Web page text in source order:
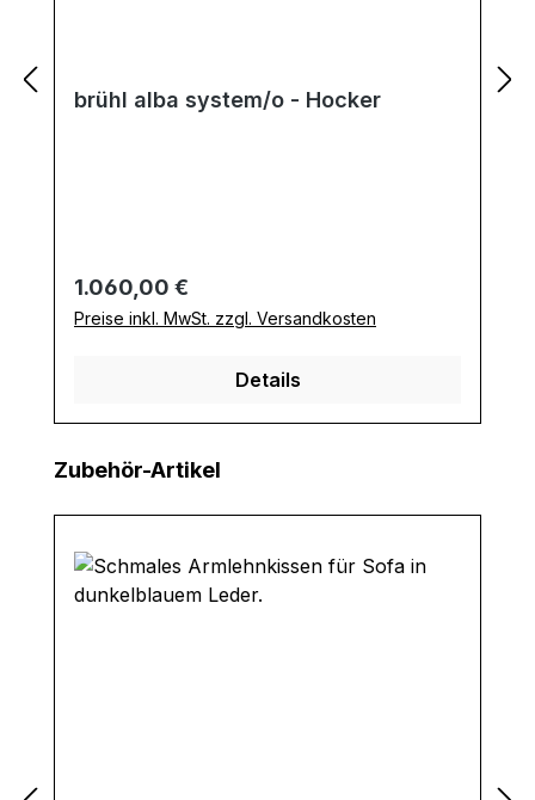
brühl alba system/o - Hocker
Regulärer Preis:
1.060,00 €
Preise inkl. MwSt. zzgl. Versandkosten
Details
Produktgalerie überspringen
Zubehör-Artikel